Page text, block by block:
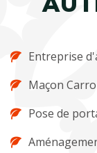
Entreprise
Maçon Carro
Pose de